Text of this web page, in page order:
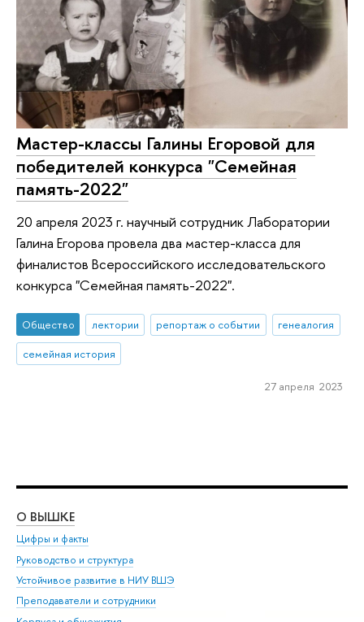
Мастер-классы Галины Егоровой для
победителей конкурса "Семейная
память-2022"
20 апреля 2023 г. научный сотрудник Лаборатории
Галина Егорова провела два мастер-класса для
финалистов Всероссийского исследовательского
конкурса "Семейная память-2022".
Общество лектории репортаж о событии
генеалогия
семейная история
27 апреля 2023
О ВЫШКЕ
Цифры и факты
Руководство и структура
Устойчивое развитие в НИУ ВШЭ
Преподаватели и сотрудники